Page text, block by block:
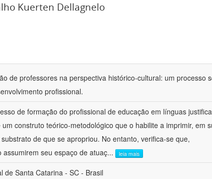
Kuerten Dellagnelo
de professores na perspectiva histórico-cultural: um processo
profissional.
de formação do profissional de educação em línguas
construto teórico-metodológico que o habilite a imprimir, em
de que se apropriou. No entanto, verifica-se que,
seu espaço de atuaç... leia mais
de Santa Catarina - SC - Brasil